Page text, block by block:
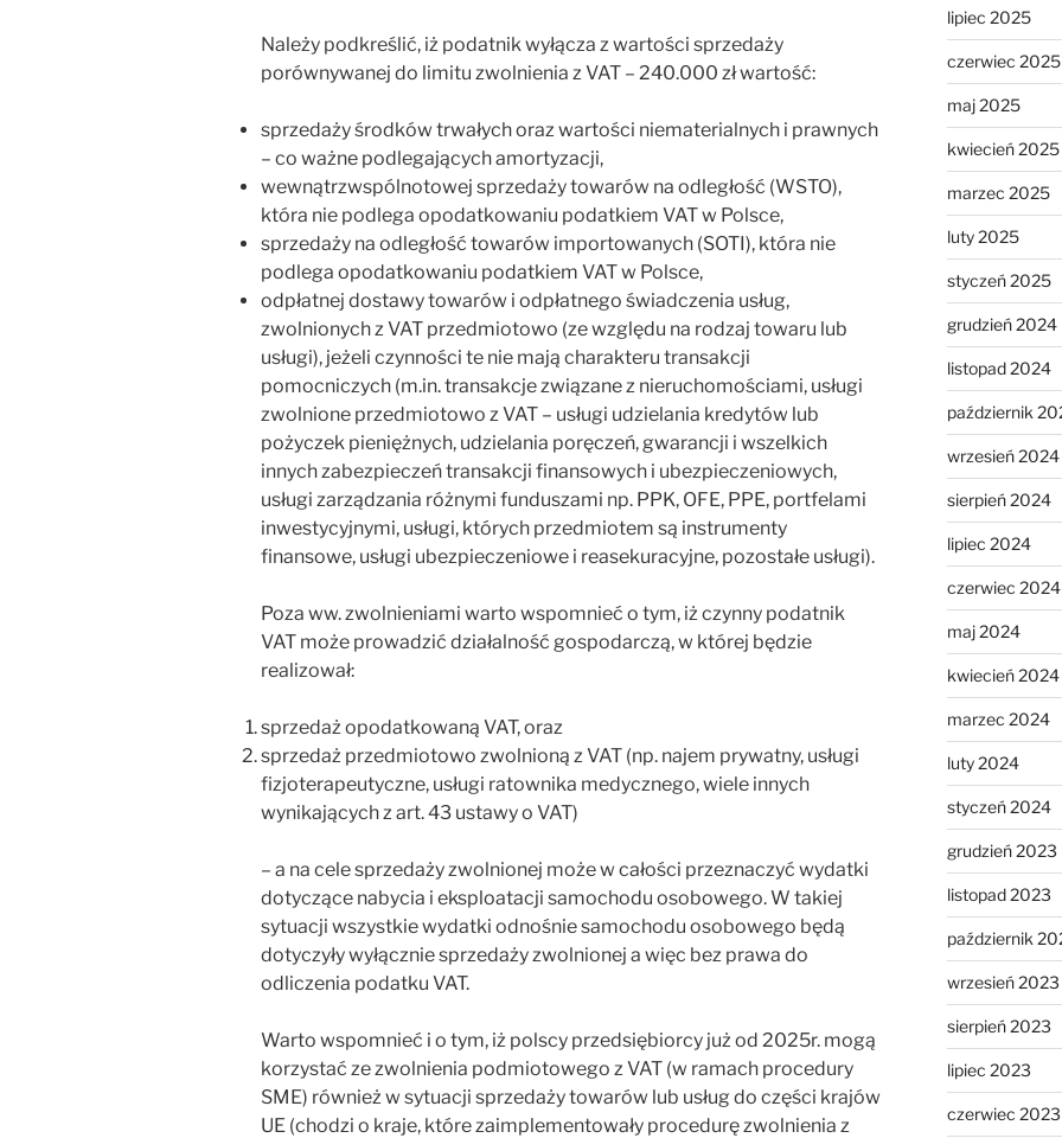
Należy podkreślić, iż podatnik wyłącza z wartości sprzedaży
porównywanej do limitu zwolnienia z VAT – 240.000 zł wartość:
sprzedaży środków trwałych oraz wartości niematerialnych i prawnych
– co ważne podlegających amortyzacji,
wewnątrzwspólnotowej sprzedaży towarów na odległość (WSTO),
która nie podlega opodatkowaniu podatkiem VAT w Polsce,
sprzedaży na odległość towarów importowanych (SOTI), która nie
podlega opodatkowaniu podatkiem VAT w Polsce,
odpłatnej dostawy towarów i odpłatnego świadczenia usług,
zwolnionych z VAT przedmiotowo (ze względu na rodzaj towaru lub
usługi), jeżeli czynności te nie mają charakteru transakcji
pomocniczych (m.in. transakcje związane z nieruchomościami, usługi
zwolnione przedmiotowo z VAT – usługi udzielania kredytów lub
pożyczek pieniężnych, udzielania poręczeń, gwarancji i wszelkich
innych zabezpieczeń transakcji finansowych i ubezpieczeniowych,
usługi zarządzania różnymi funduszami np. PPK, OFE, PPE, portfelami
inwestycyjnymi, usługi, których przedmiotem są instrumenty
finansowe, usługi ubezpieczeniowe i reasekuracyjne, pozostałe usługi).
Poza ww. zwolnieniami warto wspomnieć o tym, iż czynny podatnik
VAT może prowadzić działalność gospodarczą, w której będzie
realizował:
sprzedaż opodatkowaną VAT, oraz
sprzedaż przedmiotowo zwolnioną z VAT (np. najem prywatny, usługi
fizjoterapeutyczne, usługi ratownika medycznego, wiele innych
wynikających z art. 43 ustawy o VAT)
– a na cele sprzedaży zwolnionej może w całości przeznaczyć wydatki
dotyczące nabycia i eksploatacji samochodu osobowego. W takiej
sytuacji wszystkie wydatki odnośnie samochodu osobowego będą
dotyczyły wyłącznie sprzedaży zwolnionej a więc bez prawa do
odliczenia podatku VAT.
Warto wspomnieć i o tym, iż polscy przedsiębiorcy już od 2025r. mogą
korzystać ze zwolnienia podmiotowego z VAT (w ramach procedury
SME) również w sytuacji sprzedaży towarów lub usług do części krajów
UE (chodzi o kraje, które zaimplementowały procedurę zwolnienia z
lipiec 2025
czerwiec 2025
maj 2025
kwiecień 2025
marzec 2025
luty 2025
styczeń 2025
grudzień 2024
listopad 2024
październik
wrzesień 2024
sierpień 2024
lipiec 2024
czerwiec 2024
maj 2024
kwiecień 2024
marzec 2024
luty 2024
styczeń 2024
grudzień 2023
listopad 2023
październik
wrzesień 2023
sierpień 2023
lipiec 2023
czerwiec 2023